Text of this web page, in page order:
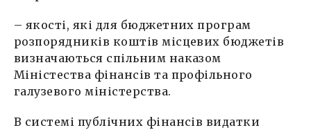
– якості, які для бюджетних програм
розпорядників коштів місцевих бюджетів
визначаються спільним наказом
Міністества фінансів та профільного
галузевого міністерства.
В системі публічних фінансів видатки